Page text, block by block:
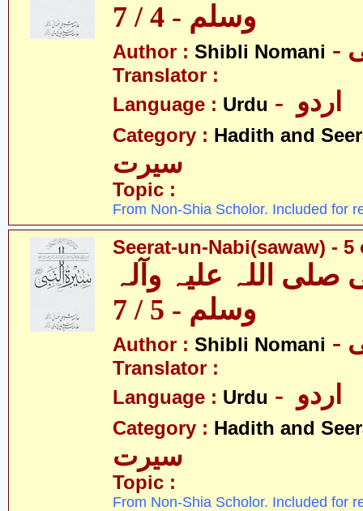
وسلم - 4 / 7
Author : Shibli Nomani
Translator :
Language : Urdu
Category : Hadith and
سیرت
Topic :
From Non-Shia Scholor. Included for
Seerat-un-Nabi(sawaw) - 5
صلی اللہ علیہ وآلہ
وسلم - 5 / 7
Author : Shibli Nomani
Translator :
Language : Urdu
Category : Hadith and
سیرت
Topic :
From Non-Shia Scholor. Included for